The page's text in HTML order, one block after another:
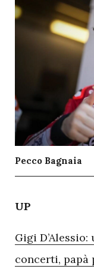
Pecco Bagnaia
UP
Gigi
concerti, papà